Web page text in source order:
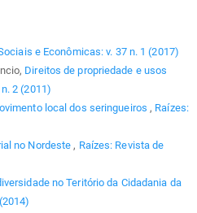
e Econômicas: v. 37 n. 1 (2017)
Direitos de propriedade e usos
2 (2011)
local dos seringueiros, Raízes:
no Nordeste, Raízes: Revista de
no Teritório da Cidadania da